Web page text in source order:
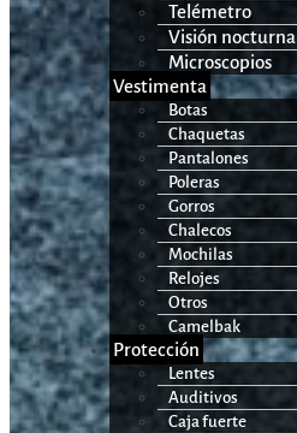
Telémetro
Visión nocturna
Microscopios
Vestimenta
Botas
Chaquetas
Pantalones
Poleras
Gorros
Chalecos
Mochilas
Relojes
Otros
Camelbak
Protección
Lentes
Auditivos
Caja fuerte